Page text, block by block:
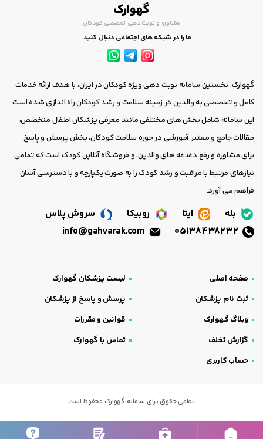
گهوارک
مشاوره و نوبت دهی تخصصی کودکان
ما را در شبکه های اجتماعی دنبال کنید
گهوارک، نخستین سامانه نوبت دهی ویژه کودکان در ایران، با هدف ارائه خدمات
کامل و تخصصی به والدین در زمینه سلامت و رشد کودکان راه اندازی شده است.
این سامانه شامل بخش های مختلفی مانند معرفی پزشکان اطفال متخصص،
مقالات جامع و معتبر آموزشی در حوزه سلامت کودکان، بخش پرسش و پاسخ
برای مشاوره و رفع دغدغه های والدین، و فروشگاه آنلاین کودک است که تمامی
نیازهای مرتبط با مراقبت و رشد کودک را به صورت یکپارچه و با دسترسی آسان
فراهم می آورد.
بله ایتا روبیکا
سروش پلاس
صفحه اصلی
لیست پزشکان گهوارک
ثبت نام پزشکان
پرسش و پاسخ از پزشکان
وبلاگ گهوارک
قوانین و مقررات
گزارش تخلف
تماس با گهوارک
حساب کاربری
تمامی حقوق برای سامانه گهوارک محفوظ است